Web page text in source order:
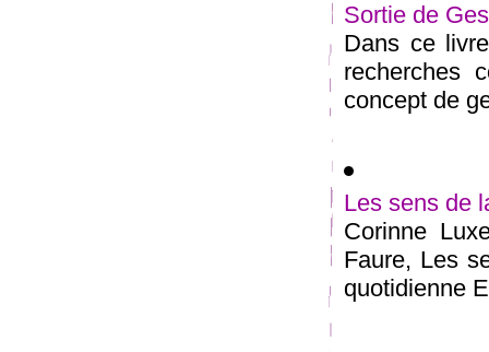
Sortie de
Dans ce
recherches
concept de
Les sens de
Corinne
Faure, Les
quotidienne